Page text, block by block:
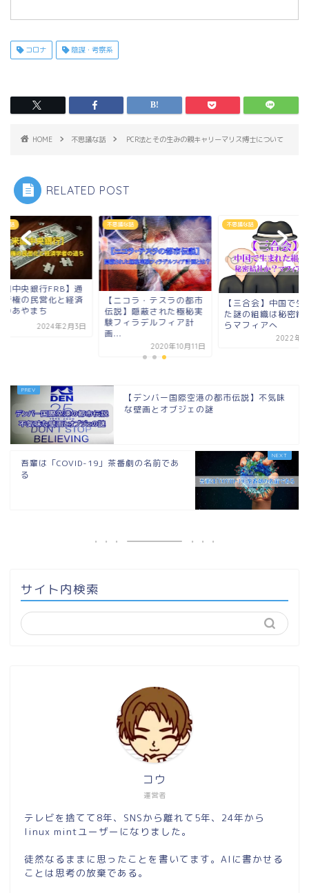
コロナ 陰謀・考察系
HOME 不思議な話 PCR法とその生みの親キャリーマリス博士について
RELATED POST
な話
国中央銀行FRB】通
行権の民営化と経済
のあやまち
2024年2月3日
不思議な話
【ニコラ・テスラの都市
伝説】隠蔽された極秘実
験フィラデルフィア計
画...
2020年10月11日
不思議な話
【三合会】中国で生
た謎の組織は秘密結
らマフィアへ
2022年8
【デンバー国際空港の都市伝説】不気味
な壁画とオブジェの謎
吾輩は「COVID-19」茶番劇の名前であ
る
サイト内検索
運営者
コウ
テレビを捨てて8年、SNSから離れて5年、24年から
linux mintユーザーになりました。
徒然なるままに思ったことを書いてます。AIに書かせる
ことは思考の放棄である。